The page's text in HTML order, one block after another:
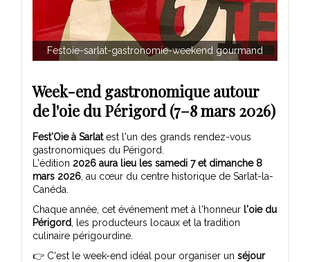
Festoie-sarlat-gastronomie-weekend gourmand
Week-end gastronomique autour
de l'oie du Périgord (7–8 mars 2026)
Fest'Oie à Sarlatest l'un des grands rendez-vous
gastronomiques du Périgord.
L'édition 2026 aura lieu les samedi 7 et dimanche 8
mars 2026 , au cœur du centre historique de Sarlat-la-
Canéda.
Chaque année, cet événement met à l'honneur l'oie du
Périgord , les producteurs locaux et la tradition
culinaire périgourdine.
👉 C'est le week-end idéal pour organiser un séjour